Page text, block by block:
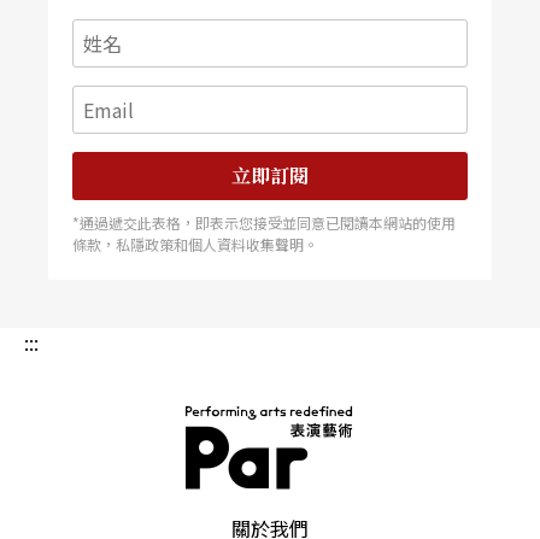
立即訂閱
*通過遞交此表格，即表示您接受並同意已閱讀本網站的使用
條款，私隱政策和個人資料收集聲明。
:::
關於我們